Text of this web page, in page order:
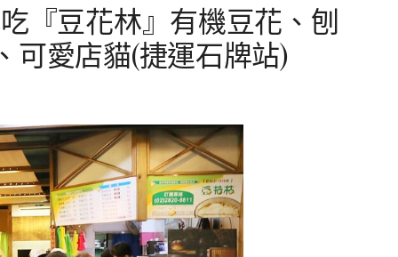
『豆花林』有機豆花、刨
可愛店貓(捷運石牌站)